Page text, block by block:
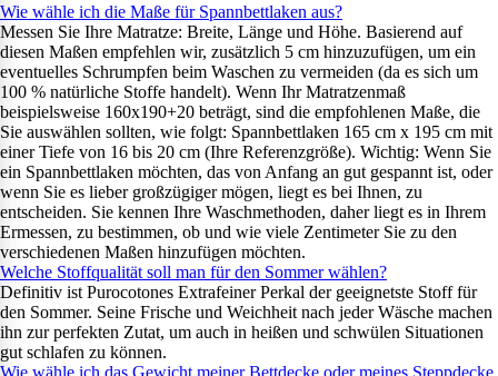
Wie wähle ich die Maße für Spannbettlaken aus?
Messen Sie Ihre Matratze: Breite, Länge und Höhe. Basierend auf
diesen Maßen empfehlen wir, zusätzlich 5 cm hinzuzufügen, um ein
eventuelles Schrumpfen beim Waschen zu vermeiden (da es sich um
100 % natürliche Stoffe handelt). Wenn Ihr Matratzenmaß
beispielsweise 160x190+20 beträgt, sind die empfohlenen Maße, die
Sie auswählen sollten, wie folgt: Spannbettlaken 165 cm x 195 cm mit
einer Tiefe von 16 bis 20 cm (Ihre Referenzgröße). Wichtig: Wenn Sie
ein Spannbettlaken möchten, das von Anfang an gut gespannt ist, oder
wenn Sie es lieber großzügiger mögen, liegt es bei Ihnen, zu
entscheiden. Sie kennen Ihre Waschmethoden, daher liegt es in Ihrem
Ermessen, zu bestimmen, ob und wie viele Zentimeter Sie zu den
verschiedenen Maßen hinzufügen möchten.
Welche Stoffqualität soll man für den Sommer wählen?
Definitiv ist Purocotones Extrafeiner Perkal der geeignetste Stoff für
den Sommer. Seine Frische und Weichheit nach jeder Wäsche machen
ihn zur perfekten Zutat, um auch in heißen und schwülen Situationen
gut schlafen zu können.
Wie wähle ich das Gewicht meiner Bettdecke oder meines Steppdecke